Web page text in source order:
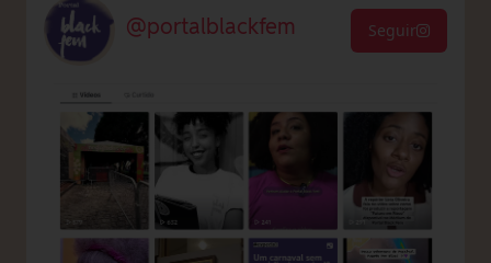
@portalblackfem Seguir